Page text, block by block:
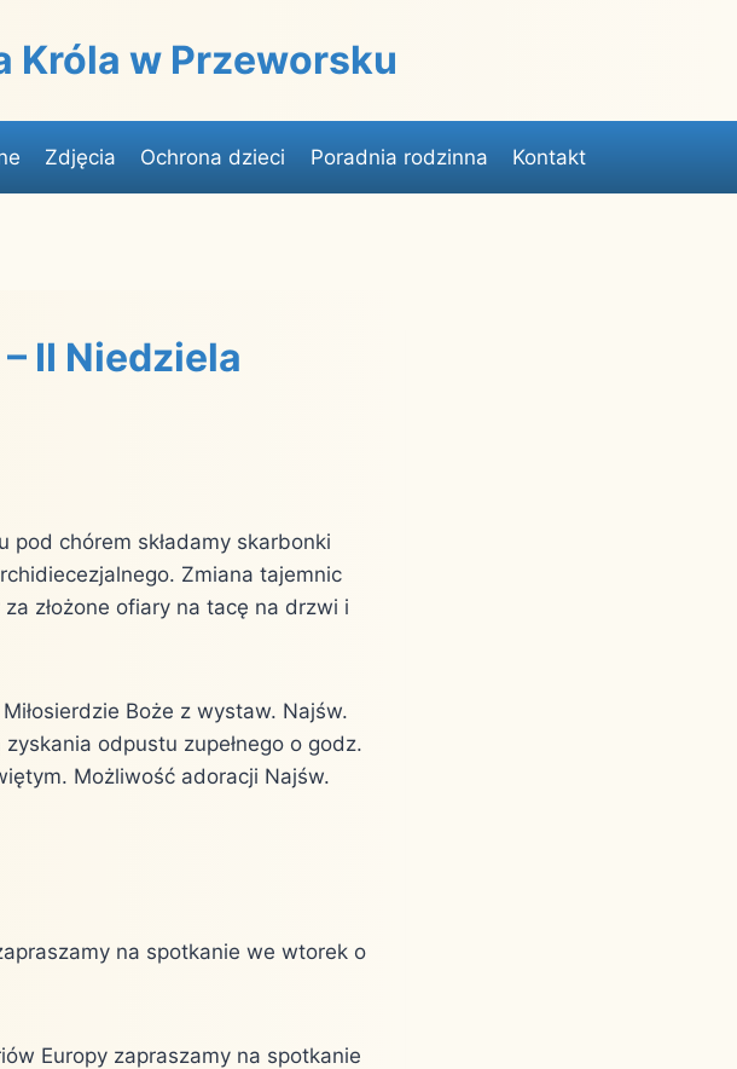
Króla w Przeworsku
Zdjęcia Ochrona dzieci Poradnia rodzinna Kontakt
II Niedziela
pod chórem składamy skarbonki
Zmiana tajemnic
złożone ofiary na tacę na drzwi i
Boże z wystaw. Najśw.
odpustu zupełnego o godz.
Możliwość adoracji Najśw.
na spotkanie we wtorek o
Europy zapraszamy na spotkanie